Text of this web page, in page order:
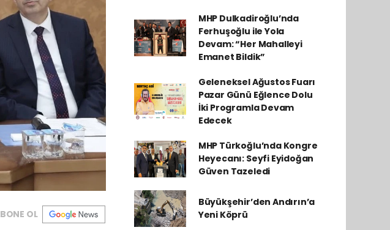
OL
MHP Dulkadiroğlu’nda
Ferhuşoğlu ile Yola
Devam: “Her Mahalleyi
Emanet Bildik”
Geleneksel Ağustos Fuarı
Pazar Günü Eğlence Dolu
İki Programla Devam
Edecek
MHP Türkoğlu’nda Kongre
Heyecanı: Seyfi Eyidoğan
Güven Tazeledi
Büyükşehir’den Andırın’a
Yeni Köprü